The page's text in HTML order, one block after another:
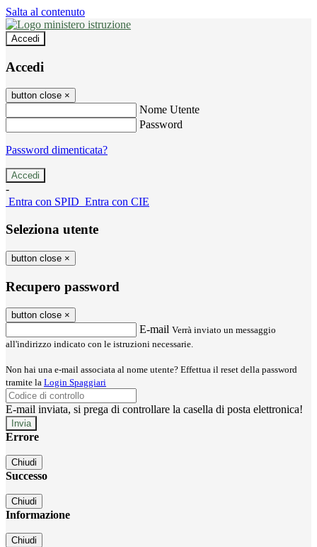
Salta al contenuto
Accedi
Accedi
button close ×
Nome Utente
Password
Password dimenticata?
-
Entra con SPID Entra con CIE
Seleziona utente
button close ×
Recupero password
button close ×
E-mail Verrà inviato un messaggio
all'indirizzo indicato con le istruzioni necessarie.
Non hai una e-mail associata al nome utente? Effettua il reset della password
tramite la Login Spaggiari
E-mail inviata, si prega di controllare la casella di posta elettronica!
Errore
Chiudi
Successo
Chiudi
Informazione
Chiudi